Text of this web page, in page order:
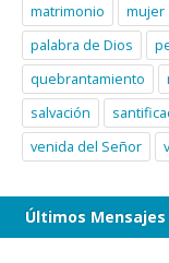
matrimonio
mujer
palabra de Dios
quebrantamiento
salvación
venida del Señor
Últimos Mensajes